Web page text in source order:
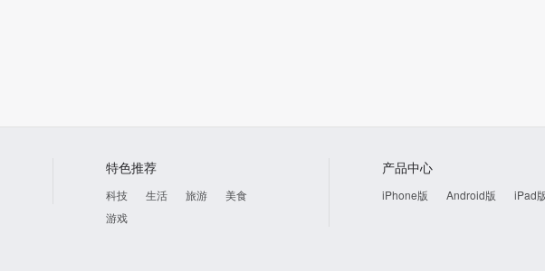
特色推荐
科技 生活 旅游
美食
游戏
产品中心
iPhone版 Android版 iPad